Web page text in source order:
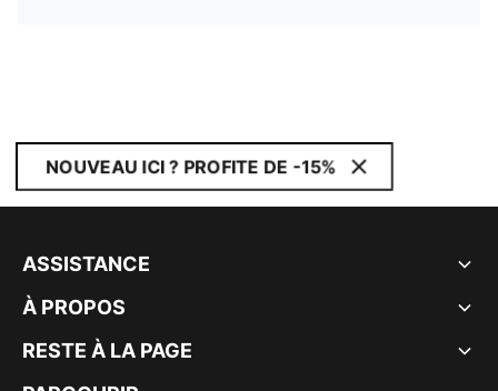
NOUVEAU ICI ? PROFITE DE -15%
ASSISTANCE
À PROPOS
RESTE À LA PAGE